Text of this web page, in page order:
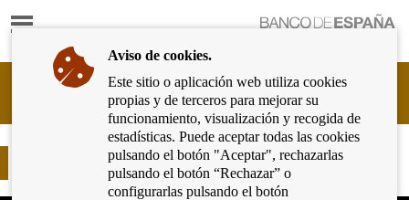
Mostrar
Ir
página
de
inicio
del
Banco
de
España
Cliente
Bancario
Banco
España
Eurosistema,
Jeroglíficos Financieros 2019 (3)
Aviso de cookies.
Este sitio o aplicación web utiliza cookies
propias y de terceros para mejorar su
funcionamiento, visualización y recogida de
estadísticas. Puede aceptar todas las cookies
pulsando el botón "Aceptar", rechazarlas
pulsando el botón “Rechazar” o
configurarlas pulsando el botón